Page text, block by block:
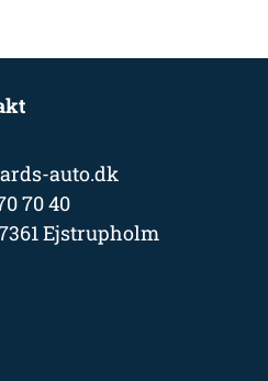
auto.dk
70 40
Ejstrupholm